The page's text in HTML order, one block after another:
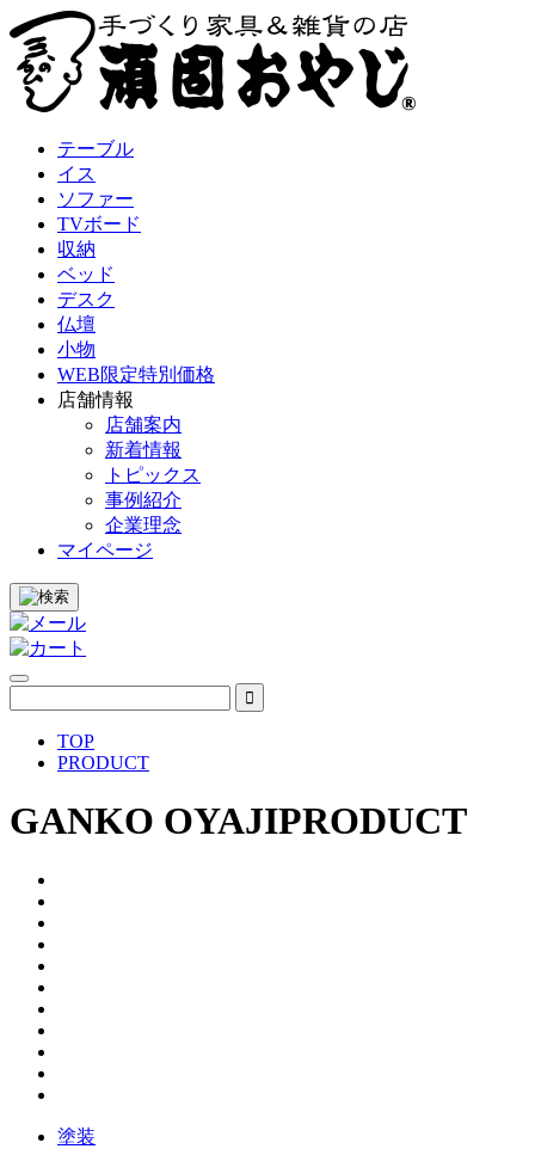
テーブル
イス
ソファー
TVボード
収納
ベッド
デスク
仏壇
小物
WEB限定特別価格
店舗情報
店舗案内
新着情報
トピックス
事例紹介
企業理念
マイページ
TOP
PRODUCT
GANKO OYAJIPRODUCT
塗装